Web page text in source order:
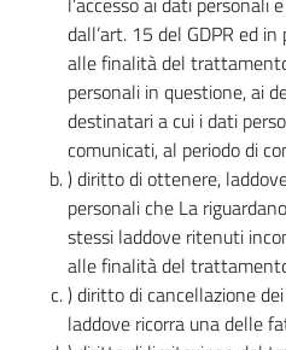
dall’art. 15 del GDPR ed
alle finalità del
personali in questione, ai
destinatari a cui i dati
comunicati, al periodo di
) diritto di ottenere,
personali che La
stessi laddove ritenuti
alle finalità del
) diritto di cancellazione
laddove ricorra una delle